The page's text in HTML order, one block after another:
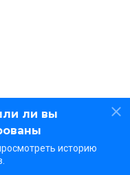
ли вы
историю